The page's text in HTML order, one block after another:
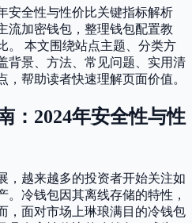
安全性与性价比关键指标解析
流加密钱包，整理钱包配置教
。 本文围绕站点主题、分类方
背景、方法、常见问题、实用清
帮助读者快速理解页面价值。
：2024年安全性与性
，越来越多的投资者开始关注如
。冷钱包因其离线存储的特性，
，面对市场上琳琅满目的冷钱包